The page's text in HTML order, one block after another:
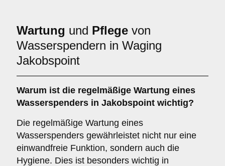
Wartung und Pflege von
Wasserspendern in Waging
Jakobspoint
Warum ist die regelmäßige Wartung eines
Wasserspenders in Jakobspoint wichtig?
Die regelmäßige Wartung eines
Wasserspenders gewährleistet nicht nur eine
einwandfreie Funktion, sondern auch die
Hygiene. Dies ist besonders wichtig in